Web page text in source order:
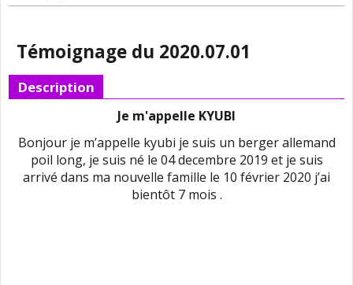
Témoignage du 2020.07.01
Description
Je m'appelle KYUBI
Bonjour je m’appelle kyubi je suis un berger allemand
poil long, je suis né le 04 decembre 2019 et je suis
arrivé dans ma nouvelle famille le 10 février 2020 j’ai
bientôt 7 mois .